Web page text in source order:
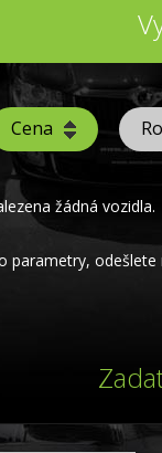
Cena
žádná vozidla.